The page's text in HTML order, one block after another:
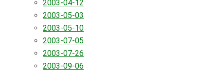
2003-04-12
2003-05-03
2003-05-10
2003-07-05
2003-07-26
2003-09-06